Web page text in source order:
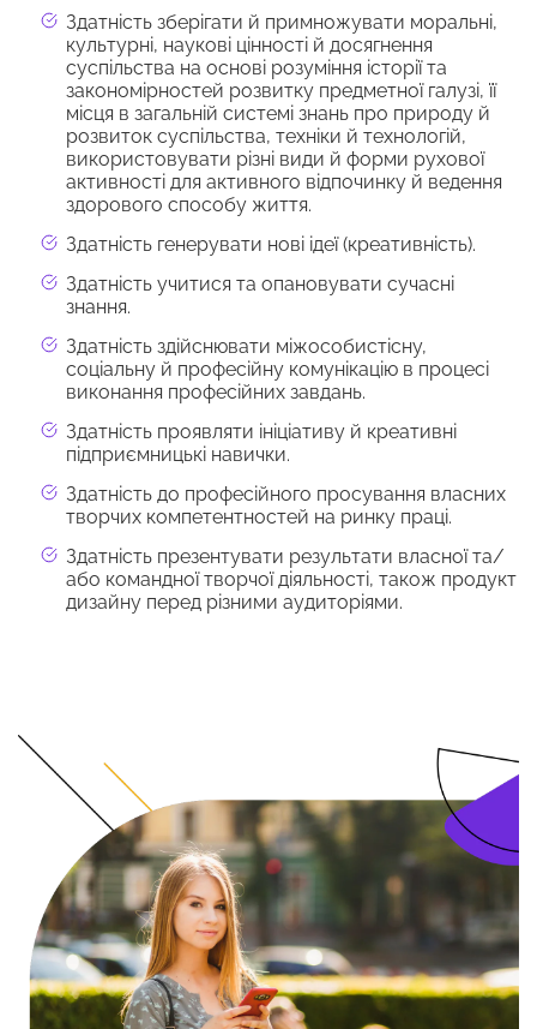
Здатність зберігати й примножувати моральні,
культурні, наукові цінності й досягнення
суспільства на основі розуміння історії та
закономірностей розвитку предметної галузі, її
місця в загальній системі знань про природу й
розвиток суспільства, техніки й технологій,
використовувати різні види й форми рухової
активності для активного відпочинку й ведення
здорового способу життя.
Здатність генерувати нові ідеї (креативність).
Здатність учитися та опановувати сучасні
знання.
Здатність здійснювати міжособистісну,
соціальну й професійну комунікацію в процесі
виконання професійних завдань.
Здатність проявляти ініціативу й креативні
підприємницькі навички.
Здатність до професійного просування власних
творчих компетентностей на ринку праці.
Здатність презентувати результати власної та/
або командної творчої діяльності, також продукт
дизайну перед різними аудиторіями.